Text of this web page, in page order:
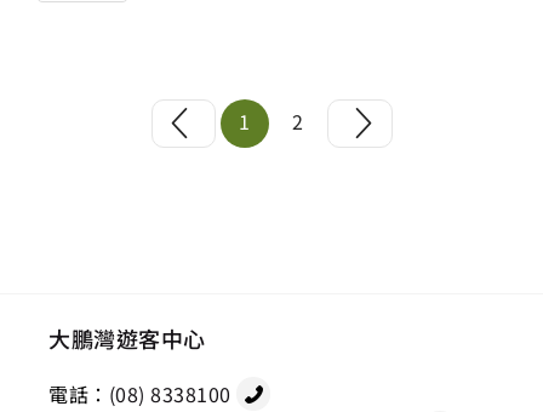
1 2
大鵬灣遊客中心
電話： (08) 8338100